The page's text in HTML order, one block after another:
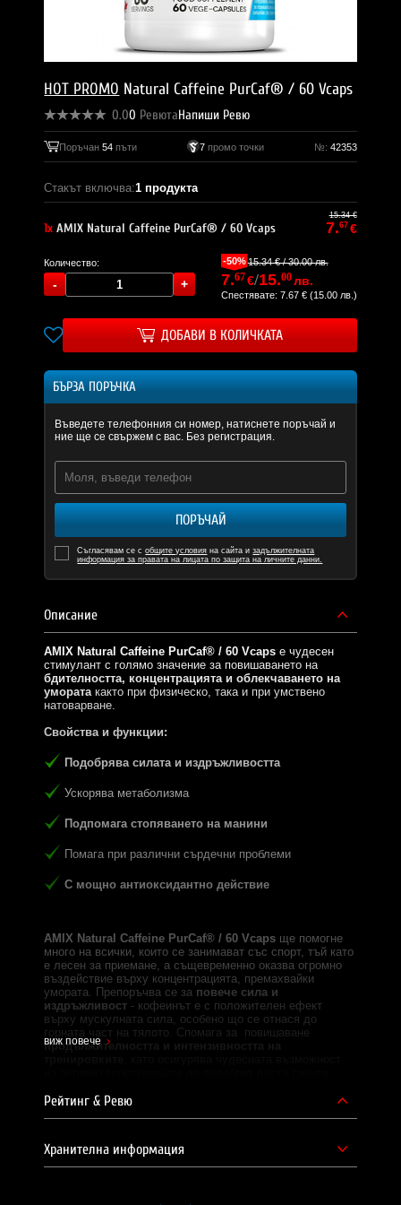
HOT PROMO Natural Caffeine PurCaf® / 60 Vcaps
0.00 РевютаНапиши Ревю
Поръчан54 пъти 7промо точки №: 42353
Стакът включва:1 продукта
1x AMIX Natural Caffeine PurCaf® / 60 Vcaps
15.34 €
7.67 €
Количество: -50%15.34 € / 30.00 лв.
7.67€/15.00лв.
Спестявате: 7.67 € (15.00 лв.)
ДОБАВИ В КОЛИЧКАТА
БЪРЗА ПОРЪЧКА
Въведете телефонния си номер, натиснете поръчай и
ние ще се свържем с вас. Без регистрация.
ПОРЪЧАЙ
Съгласявам се собщите условия на сайта изадължителната
информация за правата на лицата по защита на личните данни.
Описание
AMIX Natural Caffeine PurCaf® / 60 Vcaps е чудесен
стимулант с голямо значение за повишаването на
бдителността, концентрацията и облекчаването на
уморатакакто при физическо, така и при умствено
натоварване.
Свойства и функции:
Подобрява силата и издръжливостта
Ускорява метаболизма
Подпомага стопяването на манини
Помага при различни сърдечни проблеми
С мощно антиоксидантно действие
AMIX Natural Caffeine PurCaf® / 60 Vcaps ще помогне
много на всички, които се занимават със спорт, тъй като
е лесен за приемане, а същевременно оказва огромно
въздействие върху концентрацията, премахвайки
умората. Препоръчва се за повече сила и
издръжливост - кофеинът е с положителен ефект
върху мускулната сила, особено що се отнася до
горната част на тялото. Спомага за повишаване
продължителността и интензивността на
базално-клетъчен карцином на кожата, рак на гърдата и
диабет тип 2.
виж повече
Рейтинг & Ревю
Хранителна информация